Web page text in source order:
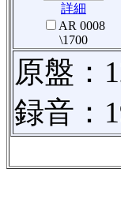
詳細
AR 0008
\1700
原盤：
録音：